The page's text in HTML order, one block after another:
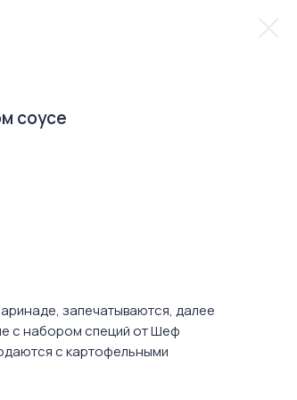
соусе
запечатываются, далее
с набором специй от Шеф
с картофельными